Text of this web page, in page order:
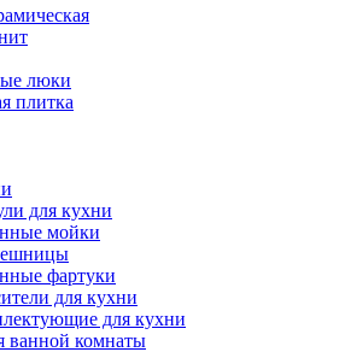
люки
плитка
для кухни
мойки
фартуки
для кухни
для кухни
ванной комнаты